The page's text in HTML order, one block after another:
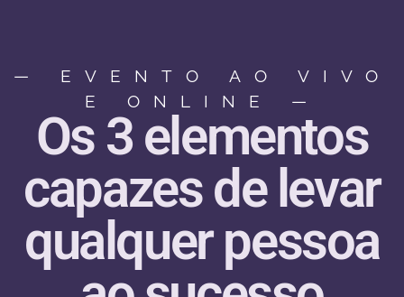
— EVENTO AO VIVO
E ONLINE —
Os 3 elementos
capazes de levar
qualquer pessoa